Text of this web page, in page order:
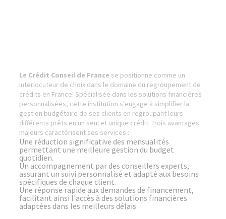
Le Crédit Conseil de France se positionne comme un
interlocuteur de choix dans le domaine du regroupement de
crédits en France. Spécialisée dans les solutions financières
personnalisées, cette institution s'engage à simplifier la
gestion budgétaire de ses clients en regroupant leurs
différents prêts en un seul et unique crédit. Trois avantages
majeurs caractérisent ses services :
Une réduction significative des mensualités
permettant une meilleure gestion du budget
quotidien.
Un accompagnement par des conseillers experts,
assurant un suivi personnalisé et adapté aux besoins
spécifiques de chaque client.
Une réponse rapide aux demandes de financement,
facilitant ainsi l'accès à des solutions financières
adaptées dans les meilleurs délais